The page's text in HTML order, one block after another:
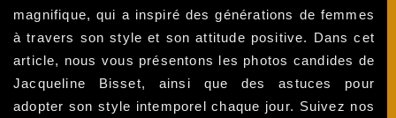
magnifique, qui a inspiré des générations de femmes
à travers son style et son attitude positive. Dans cet
article, nous vous présentons les photos candides de
Jacqueline Bisset, ainsi que des astuces pour
adopter son style intemporel chaque jour. Suivez nos